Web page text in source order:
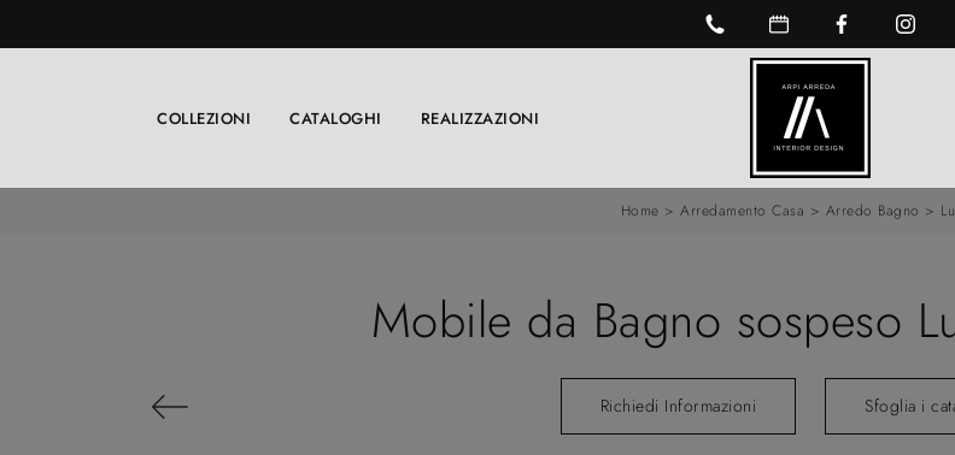
COLLEZIONI CATALOGHI REALIZZAZIONI
Home >Arredamento Casa > Arredo Bagno >
Mobile da Bagno sospeso
Richiedi Informazioni Sfoglia i